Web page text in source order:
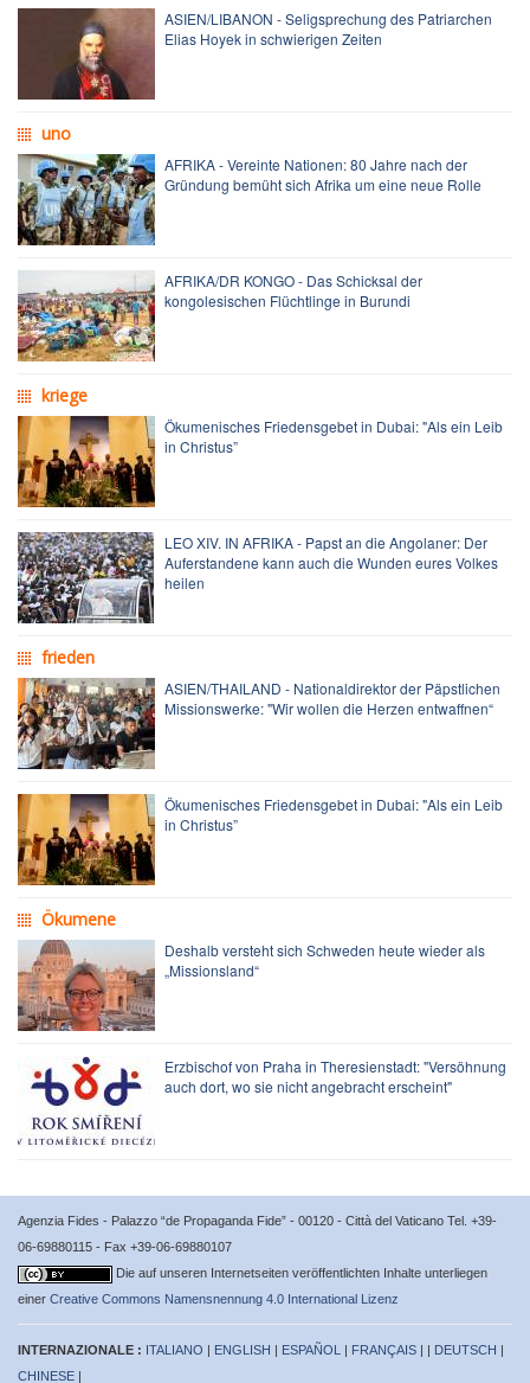
ASIEN/LIBANON - Seligsprechung des Patriarchen
Elias Hoyek in schwierigen Zeiten
uno
AFRIKA - Vereinte Nationen: 80 Jahre nach der
Gründung bemüht sich Afrika um eine neue Rolle
AFRIKA/DR KONGO - Das Schicksal der
kongolesischen Flüchtlinge in Burundi
kriege
Ökumenisches Friedensgebet in Dubai: "Als ein Leib
in Christus”
LEO XIV. IN AFRIKA - Papst an die Angolaner: Der
Auferstandene kann auch die Wunden eures Volkes
heilen
frieden
ASIEN/THAILAND - Nationaldirektor der Päpstlichen
Missionswerke: "Wir wollen die Herzen entwaffnen“
Ökumenisches Friedensgebet in Dubai: "Als ein Leib
in Christus”
Ökumene
Deshalb versteht sich Schweden heute wieder als
„Missionsland“
Erzbischof von Praha in Theresienstadt: "Versöhnung
auch dort, wo sie nicht angebracht erscheint"
Agenzia Fides - Palazzo “de Propaganda Fide” - 00120 - Città del Vaticano Tel. +39-
06-69880115 - Fax +39-06-69880107
Die auf unseren Internetseiten veröffentlichten Inhalte unterliegen
einer Creative Commons Namensnennung 4.0 International Lizenz
INTERNAZIONALE : ITALIANO | ENGLISH | ESPAÑOL | FRANÇAIS | | DEUTSCH |
CHINESE |